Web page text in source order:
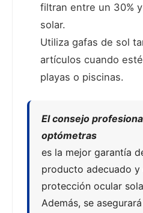
filtran entre un 30%
solar.
Utiliza gafas de sol
artículos cuando
playas o piscinas.
El consejo
optómetras
es la mejor garantía
producto adecuado y
protección ocular
Además, se